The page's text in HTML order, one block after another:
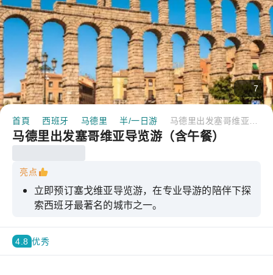
7
首頁 西班牙 马德里 半/一日游
马德里出发塞哥维亚导览游（含午餐）
亮点
立即预订塞戈维亚导览游，在专业导游的陪伴下探
索西班牙最著名的城市之一。
4.8 优秀